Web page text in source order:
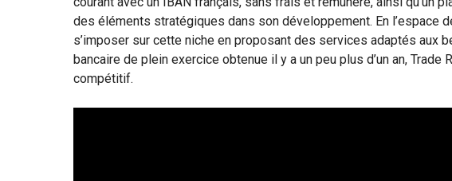
des éléments stratégiques dans son développement. En l’espace
s’imposer sur cette niche en proposant des services adaptés aux
bancaire de plein exercice obtenue il y a un peu plus d’un an,
compétitif.